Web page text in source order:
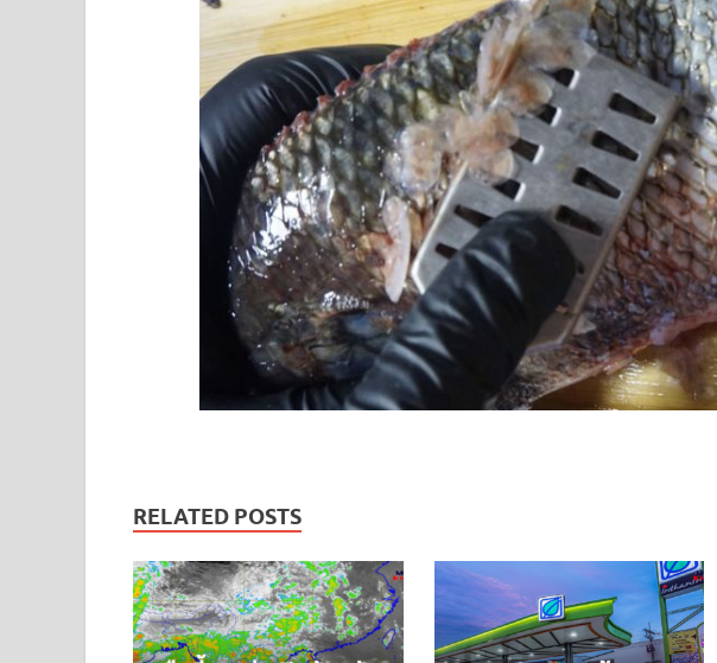
RELATED POSTS